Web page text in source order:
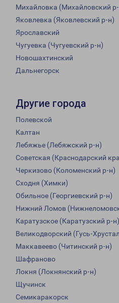
Михайловка (Михайловский
Яковлевка (Яковлевский р-н)
Ярославский
Чугуевка (Чугуевский р-н)
Новошахтинский
Дальнегорск
Другие города
Полевской
Калтан
Лебяжье (Лебяжский р-н)
Советская (Краснодарский
Черкизово (Коломенский р-н)
Сходня (Химки)
Обильное (Георгиевский р-н)
Нижний Ломов
Каратузское (Каратузский р-н)
Великодворский (Гусь-
Маккавеево (Читинский р-н)
Шафраново
Локня (Локнянский р-н)
Щучинск
Семикаракорск